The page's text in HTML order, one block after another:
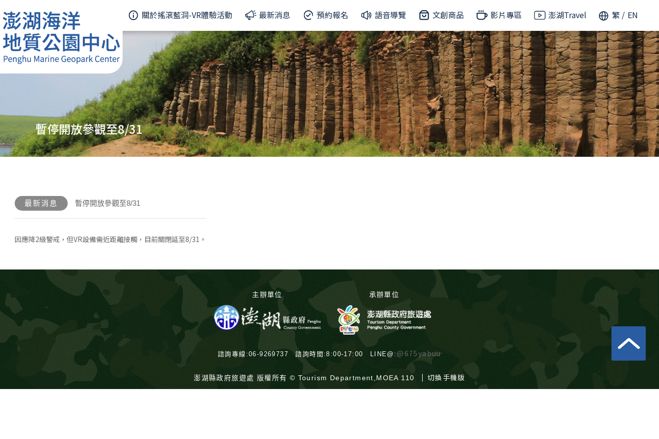
關於搖滾藍洞-VR體驗活動 最新消息 預約報名 語音導覽 文創商品 影片專區 澎湖Travel 繁 EN
暫停開放參觀至8/31
最新消息 暫停開放參觀至8/31
因應降2級警戒，但VR設備需近距離接觸，目前關閉延至8/31。
主辦單位 承辦單位
諮詢專線:06-9269737 諮詢時間:8:00-17:00 LINE@: @675yabuu
澎湖縣政府旅遊處 版權所有 © Tourism Department,MOEA 110 切換手機版